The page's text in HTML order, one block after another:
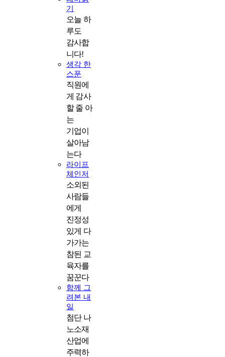
기
오늘 하
루도
감사합
니다!
생각 한
스푼
직원에
게 감사
할 줄 아
는
기업이
살아남
는다
라이프
체인저
소외된
사람들
에게
진정성
있게 다
가가는
참된 교
육자를
꿈꾼다
함께 그
려본 내
일
첨단 나
노소재
산업에
주력하